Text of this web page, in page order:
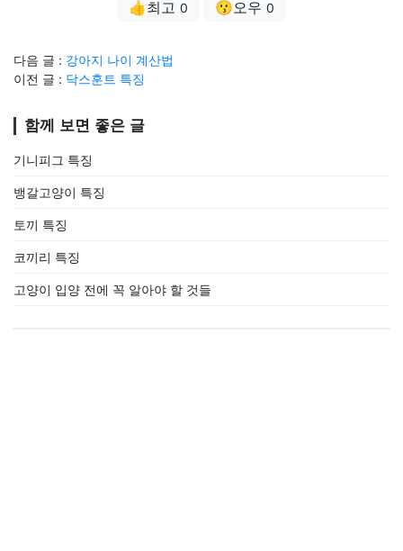
👍최고 0 😗오우 0
다음 글 : 강아지 나이 계산법
이전 글 : 닥스훈트 특징
함께 보면 좋은 글
기니피그 특징
뱅갈고양이 특징
토끼 특징
코끼리 특징
고양이 입양 전에 꼭 알아야 할 것들